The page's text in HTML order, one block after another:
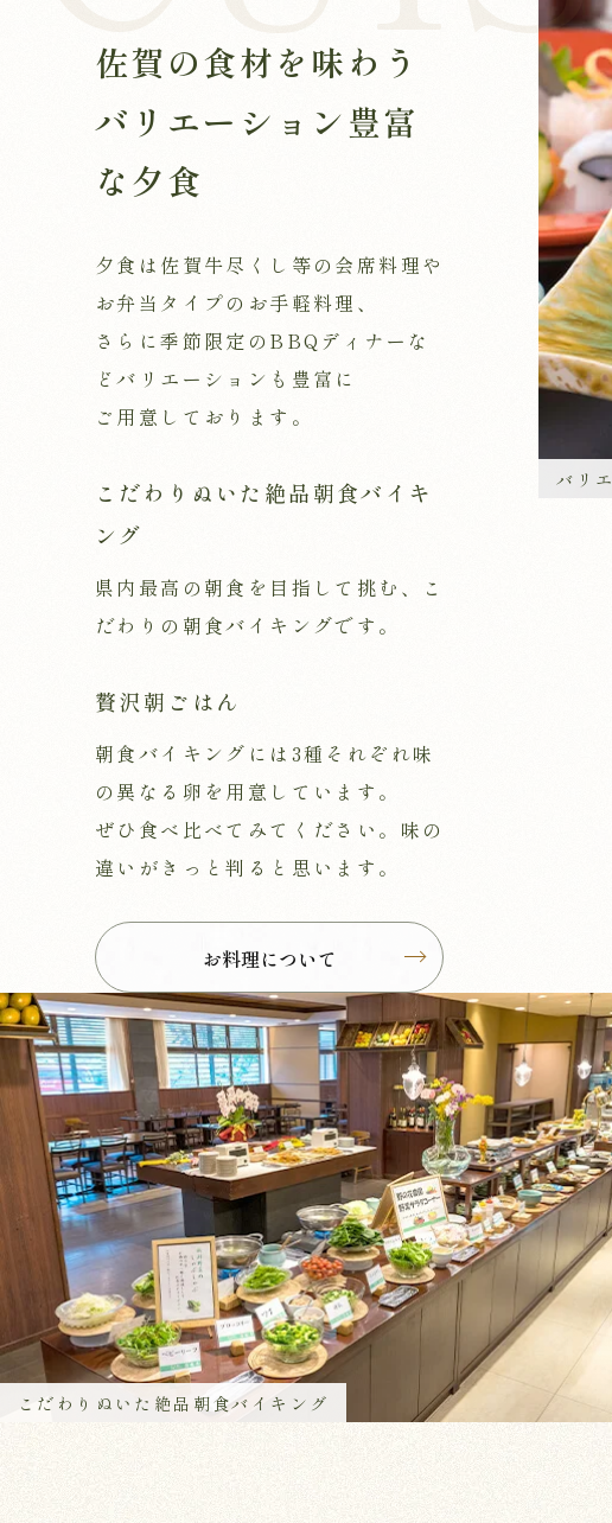
バリ
佐賀の食材を味わう
バリエーション豊富
な夕食
夕食は佐賀牛尽くし等の会席料理や
お弁当タイプのお手軽料理、
さらに季節限定のBBQディナーな
どバリエーションも豊富に
ご用意しております。
こだわりぬいた絶品朝食バイキ
ング
県内最高の朝食を目指して挑む、こ
だわりの朝食バイキングです。
贅沢朝ごはん
朝食バイキングには3種それぞれ味
の異なる卵を用意しています。
ぜひ食べ比べてみてください。味の
違いがきっと判ると思います。
お料理について
こだわりぬいた絶品朝食バイキング